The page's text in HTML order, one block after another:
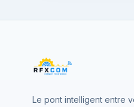
Le pont intelligent entre